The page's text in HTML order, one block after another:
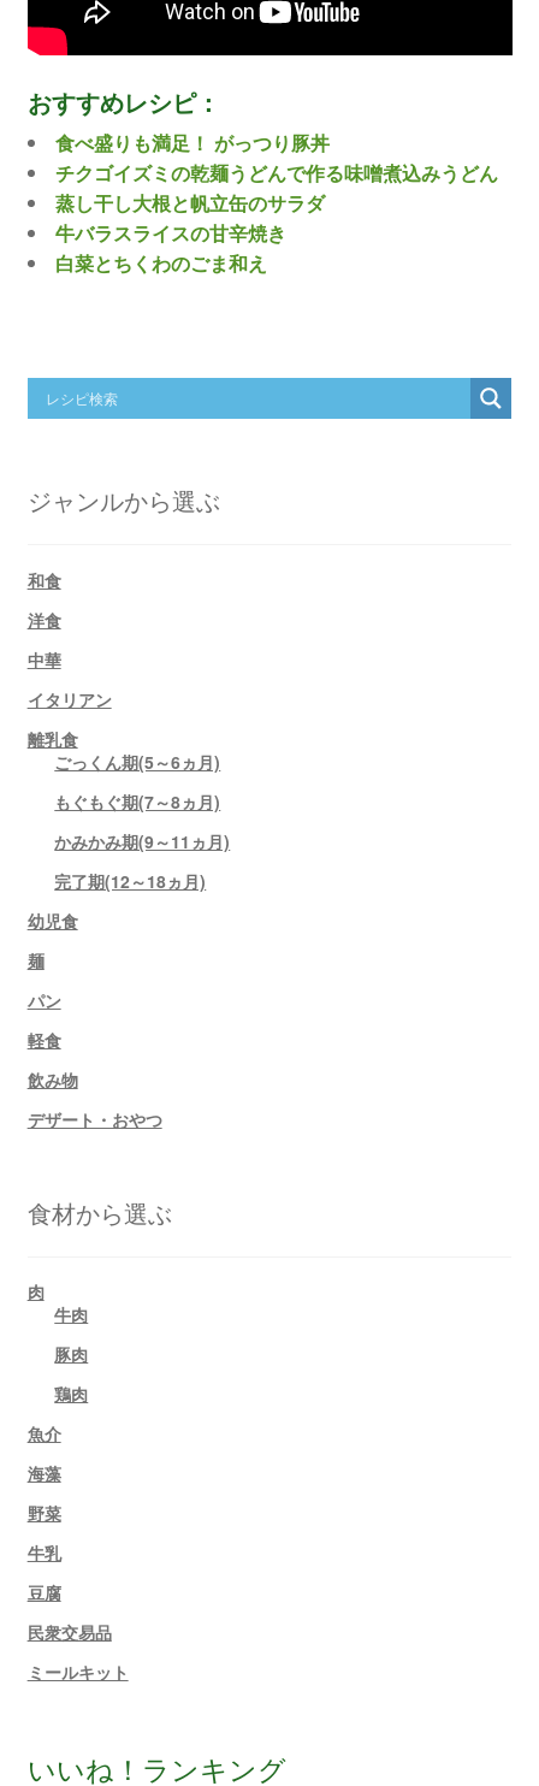
おすすめレシピ：
食べ盛りも満足！ がっつり豚丼
チクゴイズミの乾麺うどんで作る味噌煮込みうどん
蒸し干し大根と帆立缶のサラダ
牛バラスライスの甘辛焼き
白菜とちくわのごま和え
ジャンルから選ぶ
和食
洋食
中華
イタリアン
離乳食
ごっくん期(5～6ヵ月)
もぐもぐ期(7～8ヵ月)
かみかみ期(9～11ヵ月)
完了期(12～18ヵ月)
幼児食
麺
パン
軽食
飲み物
デザート・おやつ
食材から選ぶ
肉
牛肉
豚肉
鶏肉
魚介
海藻
野菜
牛乳
豆腐
民衆交易品
ミールキット
いいね！ランキング